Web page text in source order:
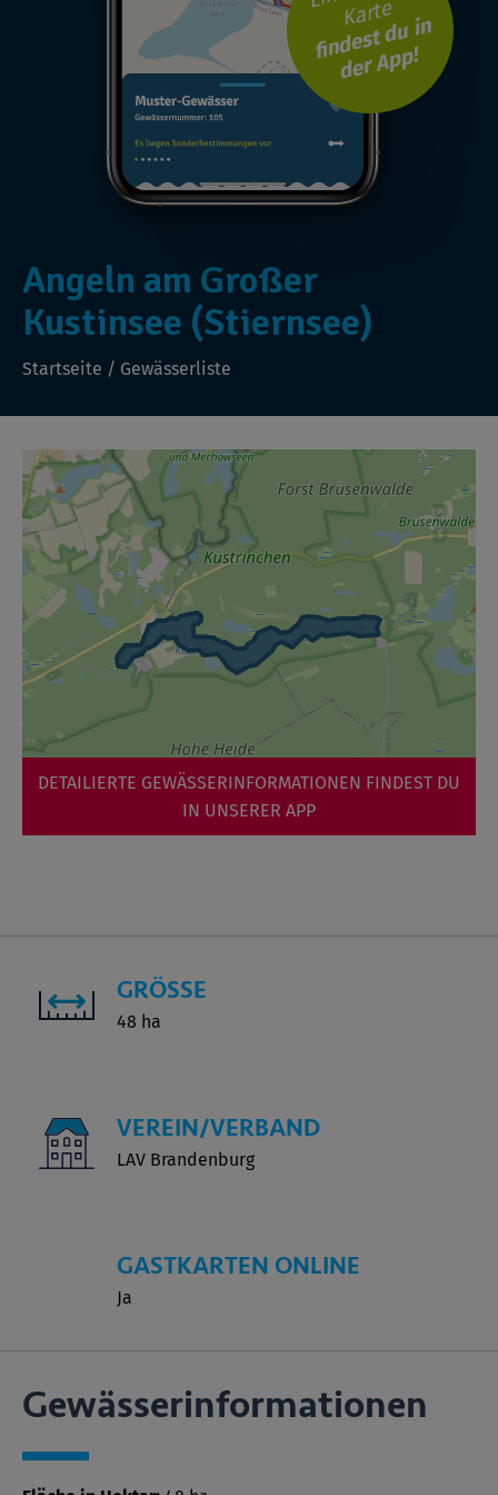
Angeln am Großer
Kustinsee (Stiernsee)
Startseite / Gewässerliste
Karte
findest du in
der App!
DETAILIERTE GEWÄSSERINFORMATIONEN FINDEST DU
IN UNSERER APP
GRÖSSE
48 ha
VEREIN/VERBAND
LAV Brandenburg
GASTKARTEN ONLINE
Ja
Gewässer­informationen